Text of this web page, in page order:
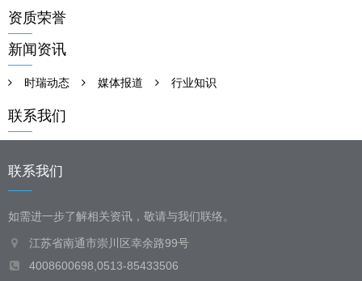
资质荣誉
新闻资讯
时瑞动态 媒体报道 行业知识
联系我们
联系我们
如需进一步了解相关资讯，敬请与我们联络。
江苏省南通市崇川区幸余路99号
4008600698,0513-85433506